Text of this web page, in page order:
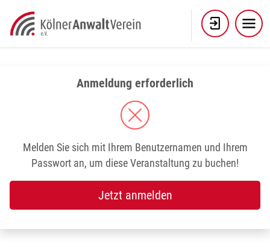
content
Anmeldung erforderlich
Melden Sie sich mit Ihrem Benutzernamen und Ihrem
Passwort an, um diese Veranstaltung zu buchen!
Jetzt anmelden